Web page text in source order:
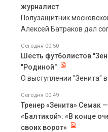
журналист
Полузащитник
Алексей Батраков дал
Сегодня 00:50
Шесть футболистов
"Родиной"
О выступлении "Зенита"
Сегодня 00:49
Тренер «Зенита» Семак
«Балтикой»: «В конце
своих ворот»